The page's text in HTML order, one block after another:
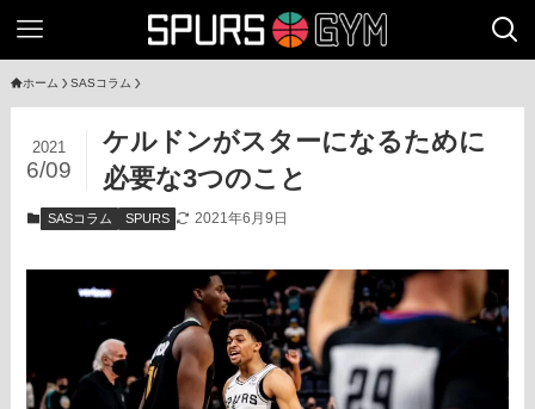
ホーム SASコラム
ケルドンがスターになるために
必要な3つのこと
2021
6/09
SASコラム SPURS 2021年6月9日